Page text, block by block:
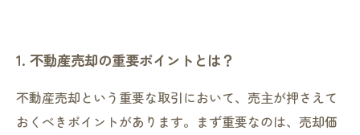
1. 不動産売却の重要ポイントとは？
不動産売却という重要な取引において、売主が押さえて
おくべきポイントがあります。まず重要なのは、売却価